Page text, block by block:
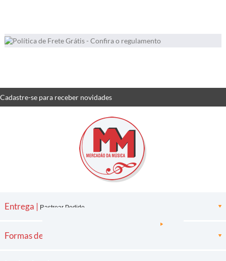
Cadastre-se para receber novidades
Entrega | Rastrear Pedido
Formas de pagamento